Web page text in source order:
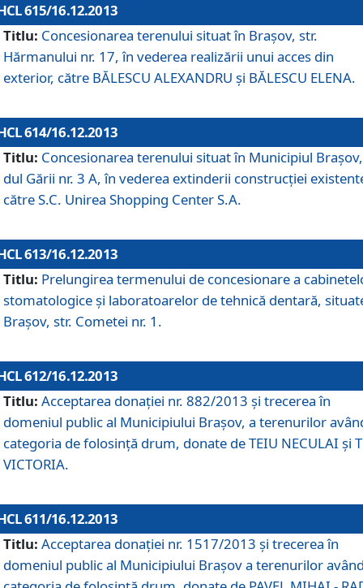
615/16.12.2013
Titlu: Concesionarea terenului situat în Braşov, str.
Hărmanului nr. 17, în vederea realizării unui acces din
exterior, către BĂLESCU ALEXANDRU şi BĂLESCU ELENA.
614/16.12.2013
Titlu: Concesionarea terenului situat în Municipiul
dul Gării nr. 3 A, în vederea extinderii construcţiei
către S.C. Unirea Shopping Center S.A.
613/16.12.2013
Titlu: Prelungirea termenului de concesionare a
stomatologice şi laboratoarelor de tehnică dentară,
Braşov, str. Cometei nr. 1.
612/16.12.2013
Titlu: Acceptarea donaţiei nr. 882/2013 şi trecerea în
domeniul public al Municipiului Braşov, a terenurilor
categoria de folosinţă drum, donate de TEIU NECULAI şi
VICTORIA.
611/16.12.2013
Titlu: Acceptarea donaţiei nr. 1517/2013 şi trecerea în
domeniul public al Municipiului Braşov a terenurilor